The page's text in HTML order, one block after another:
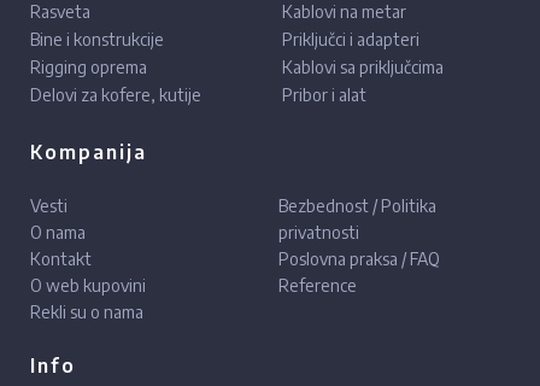
Rasveta
Bine i konstrukcije
Rigging oprema
Delovi za kofere, kutije
Kablovi na metar
Priključci i adapteri
Kablovi sa priključcima
Pribor i alat
Kompanija
Vesti
O nama
Kontakt
O web kupovini
Rekli su o nama
Bezbednost / Politika
privatnosti
Poslovna praksa / FAQ
Reference
Info